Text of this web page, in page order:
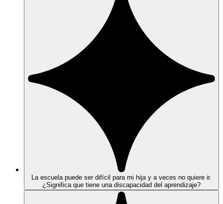
La escuela puede ser difícil para mi hija y a veces no quiere ir.
¿Significa que tiene una discapacidad del aprendizaje?